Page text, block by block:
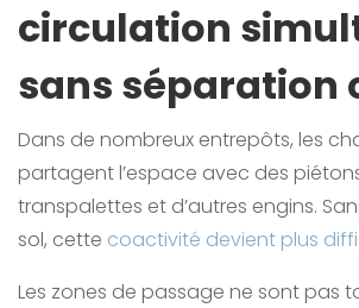
circulation
sans séparation
Dans de nombreux entrepôts, les
partagent l’espace avec des
transpalettes et d’autres engins.
sol, cette coactivité devient plus
Les zones de passage ne sont pas